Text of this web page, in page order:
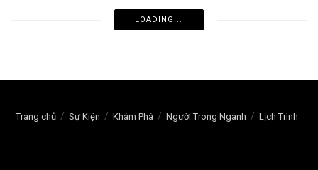
LOADING...
Trang chủ Sự Kiện Khám Phá Người Trong Ngành Lịch Trình